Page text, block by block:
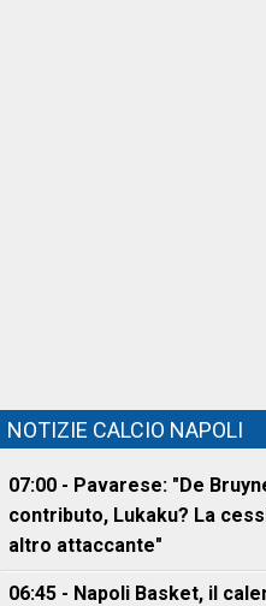
NOTIZIE CALCIO NAPOLI
07:00 - Pavarese: "De
contributo, Lukaku? La
altro attaccante"
06:45 - Napoli Basket, il